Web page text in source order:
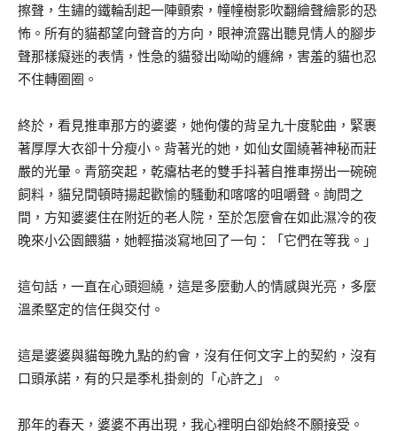
擦聲，生鏽的鐵輪刮起一陣顫索，幢幢樹影吹翻繪聲繪影的恐
怖。所有的貓都望向聲音的方向，眼神流露出聽見情人的腳步
聲那樣癡迷的表情，性急的貓發出呦呦的纏綿，害羞的貓也忍
不住轉圈圈。
終於，看見推車那方的婆婆，她佝僂的背呈九十度駝曲，緊裹
著厚厚大衣卻十分瘦小。背著光的她，如仙女圍繞著神秘而莊
嚴的光暈。青筋突起，乾癟枯老的雙手抖著自推車撈出一碗碗
飼料，貓兒間頓時揚起歡愉的騷動和喀喀的咀嚼聲。詢問之
間，方知婆婆住在附近的老人院，至於怎麼會在如此濕冷的夜
晚來小公園餵貓，她輕描淡寫地回了一句：「它們在等我。」
這句話，一直在心頭迴繞，這是多麼動人的情感與光亮，多麼
溫柔堅定的信任與交付。
這是婆婆與貓每晚九點的約會，沒有任何文字上的契約，沒有
口頭承諾，有的只是季札掛劍的「心許之」。
那年的春天，婆婆不再出現，我心裡明白卻始終不願接受。